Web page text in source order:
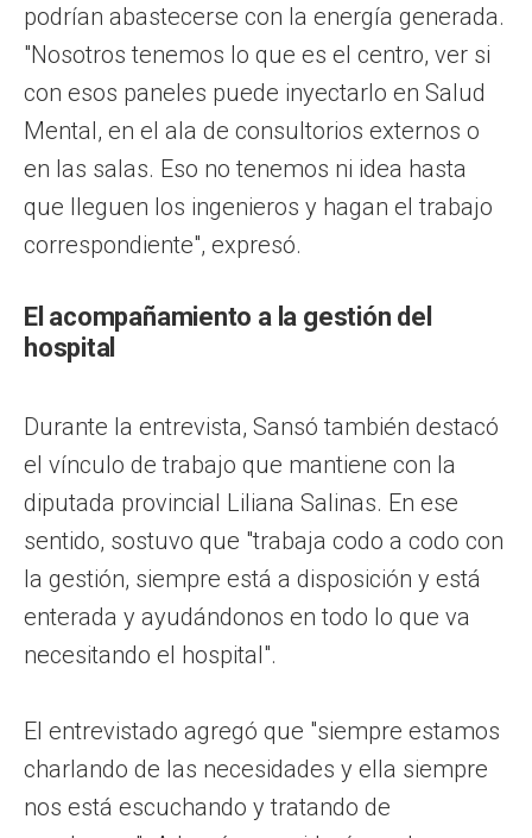
podrían abastecerse con la energía generada.
"Nosotros tenemos lo que es el centro, ver si
con esos paneles puede inyectarlo en Salud
Mental, en el ala de consultorios externos o
en las salas. Eso no tenemos ni idea hasta
que lleguen los ingenieros y hagan el trabajo
correspondiente", expresó.
El acompañamiento a la gestión del
hospital
Durante la entrevista, Sansó también destacó
el vínculo de trabajo que mantiene con la
diputada provincial Liliana Salinas. En ese
sentido, sostuvo que "trabaja codo a codo con
la gestión, siempre está a disposición y está
enterada y ayudándonos en todo lo que va
necesitando el hospital".
El entrevistado agregó que "siempre estamos
charlando de las necesidades y ella siempre
nos está escuchando y tratando de